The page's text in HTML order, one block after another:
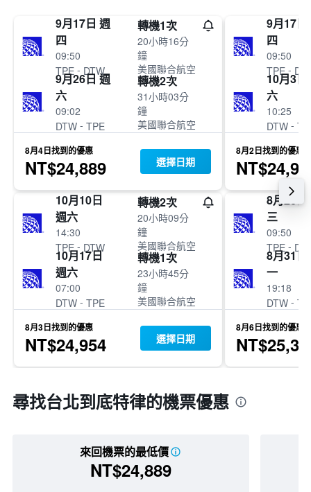
9月17日 週
四
09:50
TPE - DTW
轉機1次
20小時16分
鐘
美國聯合航空
9月26日 週
六
09:02
DTW - TPE
轉機2次
31小時03分
鐘
美國聯合航空
8月4日找到的優惠
NT$24,889 選擇日期
10月10日
週六
14:30
TPE - DTW
轉機2次
20小時09分
鐘
美國聯合航空
10月17日
週六
07:00
DTW - TPE
轉機1次
23小時45分
鐘
美國聯合航空
8月3日找到的優惠
NT$24,954 選擇日期
9月17日
四
09:50
TPE -
10月3日
六
10:25
DTW -
8月2日找到的優惠
8月26日
三
09:50
TPE -
8月31日
一
19:18
DTW -
8月6日找到的優惠
尋找台北到底特律的機票優惠
來回機票的最低價
NT$24,889